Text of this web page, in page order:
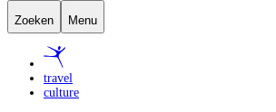
Zoeken Menu
travel
culture